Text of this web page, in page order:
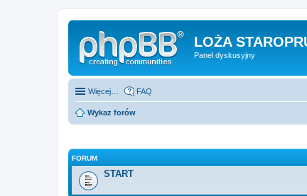
LOŻA
Panel dyskusyjny
Więcej… FAQ
Wykaz forów
FORUM
START